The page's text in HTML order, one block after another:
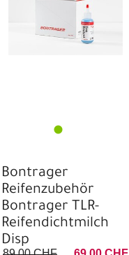
Bontrager
Reifenzubehör
Bontrager TLR-
Reifendichtmilch
Disp